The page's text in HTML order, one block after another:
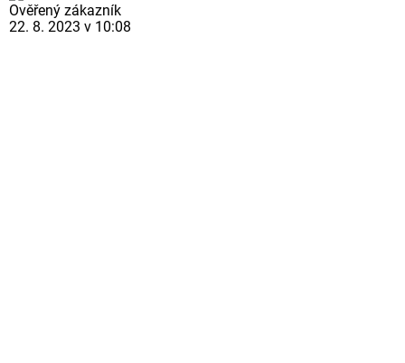
Ověřený zákazník
22. 8. 2023 v 10:08